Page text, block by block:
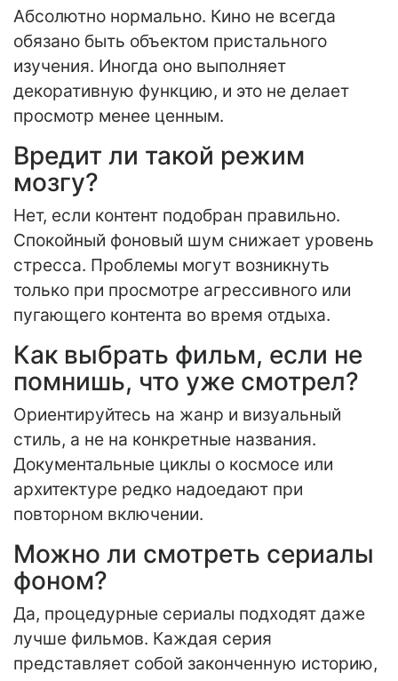
Абсолютно нормально. Кино не всегда
обязано быть объектом пристального
изучения. Иногда оно выполняет
декоративную функцию, и это не делает
просмотр менее ценным.
Вредит ли такой режим
мозгу?
Нет, если контент подобран правильно.
Спокойный фоновый шум снижает уровень
стресса. Проблемы могут возникнуть
только при просмотре агрессивного или
пугающего контента во время отдыха.
Как выбрать фильм, если не
помнишь, что уже смотрел?
Ориентируйтесь на жанр и визуальный
стиль, а не на конкретные названия.
Документальные циклы о космосе или
архитектуре редко надоедают при
повторном включении.
Можно ли смотреть сериалы
фоном?
Да, процедурные сериалы подходят даже
лучше фильмов. Каждая серия
представляет собой законченную историю,